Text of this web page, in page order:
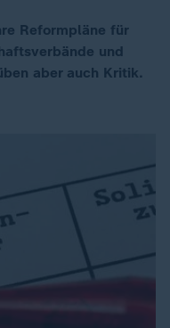
Reformpläne für
und
aber auch Kritik.